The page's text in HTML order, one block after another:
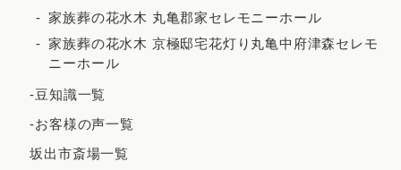
2021年5月
2021年4月
2021年2月
家族葬の花水木 丸亀郡家セレモニーホール
家族葬の花水木 京極邸宅花灯り丸亀中府津森セレモ
ニーホール
-豆知識一覧
-お客様の声一覧
坂出市斎場一覧